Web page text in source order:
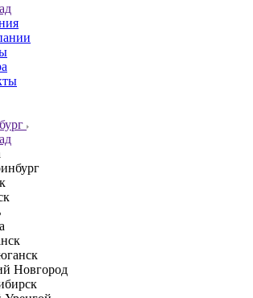
Новгород